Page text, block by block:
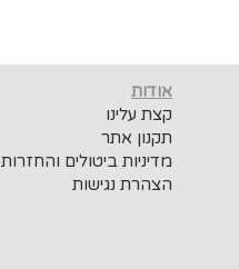
אודות
קצת עלינו
תקנון אתר
מדיניות ביטולים והחזרות
הצהרת נגישות